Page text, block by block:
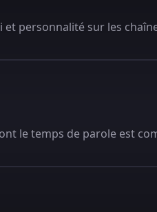
personnalité sur les
le temps de parole est